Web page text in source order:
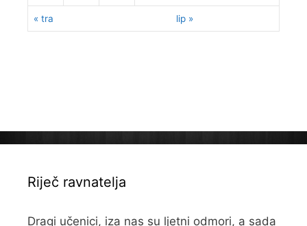
« tra lip »
Riječ ravnatelja
Dragi učenici, iza nas su ljetni odmori, a sada